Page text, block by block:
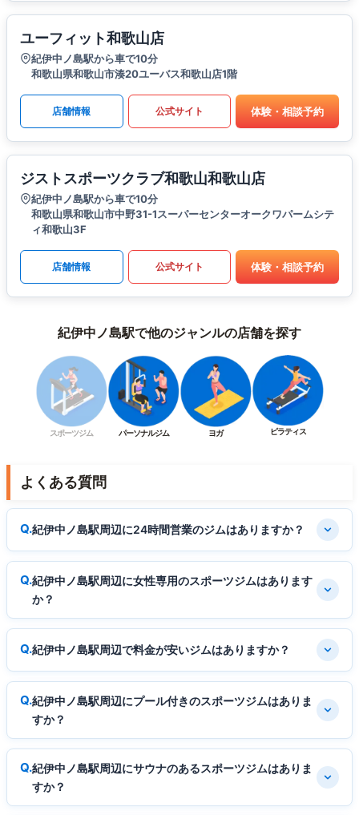
ユーフィット和歌山店
紀伊中ノ島駅から車で10分
和歌山県和歌山市湊20ユーバス和歌山店1階
店舗情報 公式サイト 体験・相談予約
ジストスポーツクラブ和歌山和歌山店
紀伊中ノ島駅から車で10分
和歌山県和歌山市中野31-1スーパーセンターオークワパームシテ
ィ和歌山3F
店舗情報 公式サイト 体験・相談予約
紀伊中ノ島駅で他のジャンルの店舗を探す
スポーツジム パーソナルジム ヨガ ピラティス
よくある質問
紀伊中ノ島駅周辺に24時間営業のジムはありますか？
紀伊中ノ島駅周辺に女性専用のスポーツジムはあります
か？
紀伊中ノ島駅周辺で料金が安いジムはありますか？
紀伊中ノ島駅周辺にプール付きのスポーツジムはありま
すか？
紀伊中ノ島駅周辺にサウナのあるスポーツジムはありま
すか？